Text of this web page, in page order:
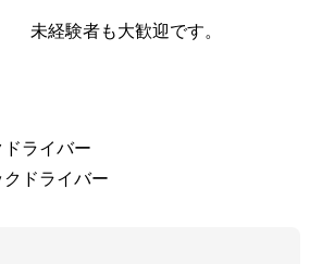
未経験者も大歓迎です。
ライバー
ドライバー